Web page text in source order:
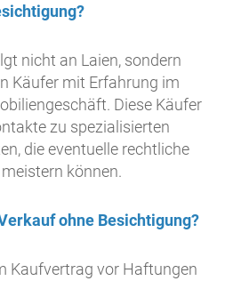
nicht an Laien, sondern
Käufer mit Erfahrung im
Diese Käufer
zu spezialisierten
die eventuelle rechtliche
können.
ohne Besichtigung?
Kaufvertrag vor Haftungen